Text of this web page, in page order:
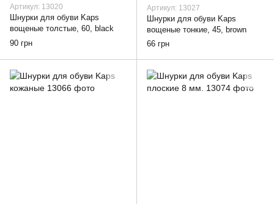
Артикул: 13020
Шнурки для обуви Kaps
вощеные толстые, 60, black
90 грн
Артикул: 13027
Шнурки для обуви Kaps
вощеные тонкие, 45, brown
66 грн